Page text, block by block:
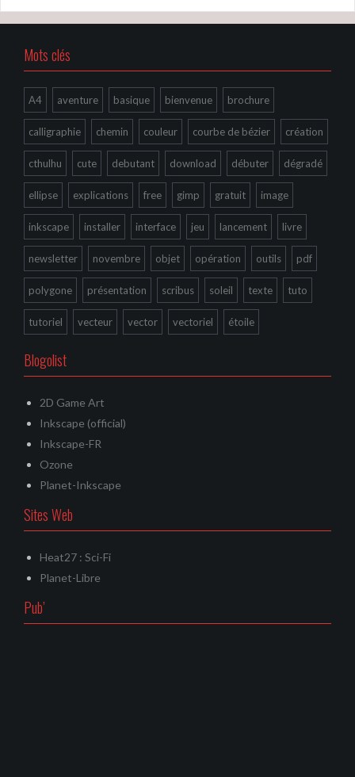
Mots clés
A4 aventure basique bienvenue brochure
calligraphie chemin couleur courbe de bézier création
cthulhu cute debutant download débuter dégradé
ellipse explications free gimp gratuit image
inkscape installer interface jeu lancement livre
newsletter novembre objet opération outils pdf
polygone présentation scribus soleil texte tuto
tutoriel vecteur vector vectoriel étoile
Blogolist
2D Game Art
Inkscape (official)
Inkscape-FR
Ozone
Planet-Inkscape
Sites Web
Heat27 : Sci-Fi
Planet-Libre
Pub’